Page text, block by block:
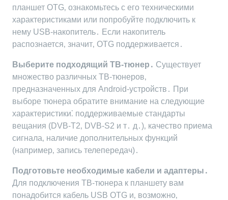
планшет OTG‚ ознакомьтесь с его техническими
характеристиками или попробуйте подключить к
нему USB-накопитель․ Если накопитель
распознается‚ значит‚ OTG поддерживается․
Выберите подходящий ТВ-тюнер․ Существует
множество различных ТВ-тюнеров‚
предназначенных для Android-устройств․ При
выборе тюнера обратите внимание на следующие
характеристики⁚ поддерживаемые стандарты
вещания (DVB-T2‚ DVB-S2 и т․ д․)‚ качество приема
сигнала‚ наличие дополнительных функций
(например‚ запись телепередач)․
Подготовьте необходимые кабели и адаптеры․
Для подключения ТВ-тюнера к планшету вам
понадобится кабель USB OTG и‚ возможно‚